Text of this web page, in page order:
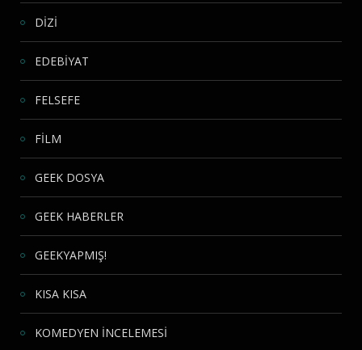
DİZİ
EDEBİYAT
FELSEFE
FİLM
GEEK DOSYA
GEEK HABERLER
GEEKYAPMIŞ!
KISA KISA
KOMEDYEN İNCELEMESİ